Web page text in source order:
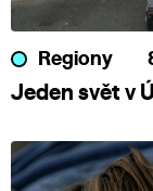
Regiony
Jeden svět v